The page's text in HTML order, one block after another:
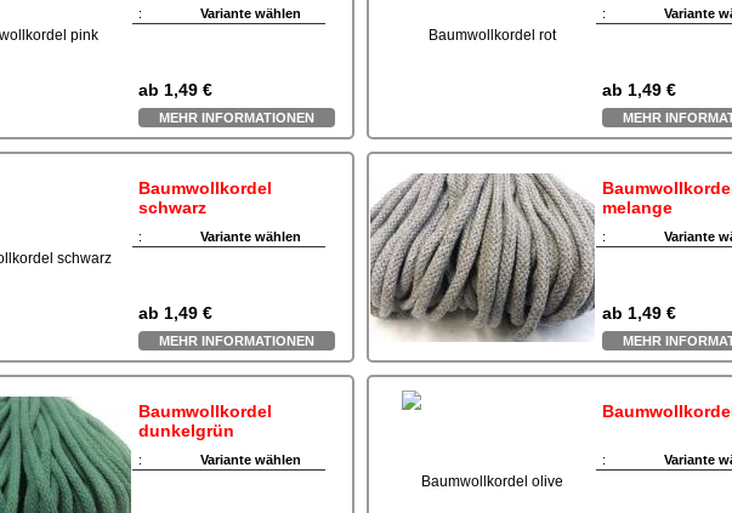
: Variante wählen
ab 1,49 €
MEHR INFORMATIONEN
: Variante
ab 1,49 €
MEHR
Baumwollkordel
schwarz
: Variante wählen
ab 1,49 €
MEHR INFORMATIONEN
melange
: Variante
ab 1,49 €
MEHR
Baumwollkordel
dunkelgrün
: Variante wählen : Variante